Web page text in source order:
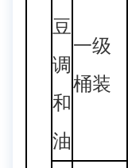
豆
调
和
油
一级
桶装